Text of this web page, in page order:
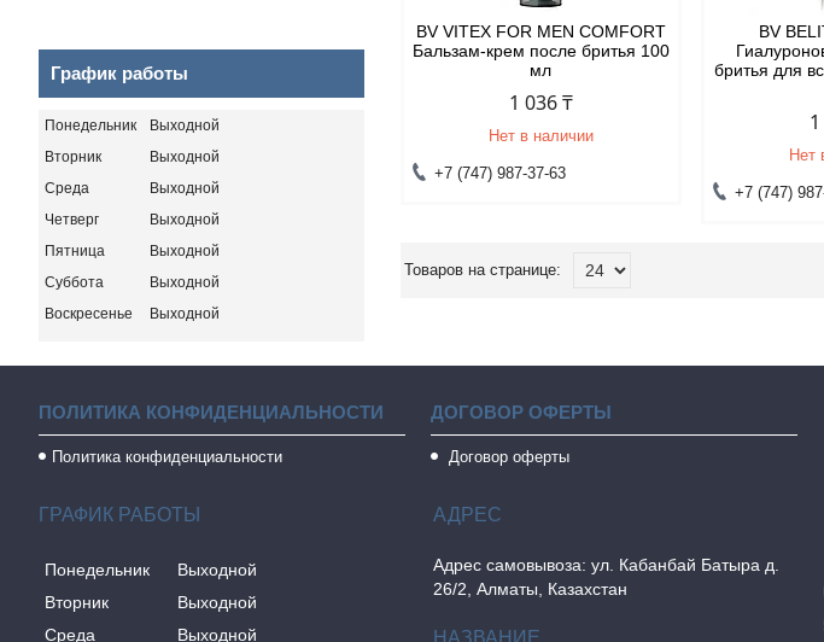
BV VITEX FOR MEN COMFORT
Бальзам-крем после бритья 100
мл
1 036 ₸
Нет в наличии
+7 (747) 987-37-63
BV
бритья для
Нет
+7 (747)
График работы
Понедельник
Выходной
Вторник
Выходной
Среда
Выходной
Четверг
Выходной
Пятница
Выходной
Суббота
Выходной
Воскресенье
Выходной
ПОЛИТИКА КОНФИДЕНЦИАЛЬНОСТИ
Политика конфиденциальности
ДОГОВОР ОФЕРТЫ
Договор оферты
ГРАФИК РАБОТЫ
Понедельник
Выходной
Вторник
Выходной
Среда
Выходной
Адрес самовывоза: ул. Кабанбай Батыра д.
26/2, Алматы, Казахстан